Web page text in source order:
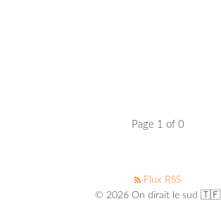
Page 1 of 0
Flux RSS
© 2026 On dirait le sud 🇹🇫